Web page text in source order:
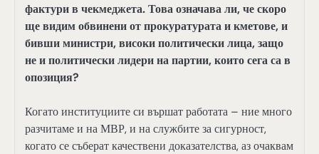
фактури в чекмеджета. Това означава ли, че скоро
ще видим обвинени от прокуратурата и кметове, и
бивши министри, високи политически лица, защо
не и политически лидери на партии, които сега са в
опозиция?
Когато институциите си вършат работата – ние много
разчитаме и на МВР, и на службите за сигурност,
когато се съберат качествени доказателства, аз очаквам